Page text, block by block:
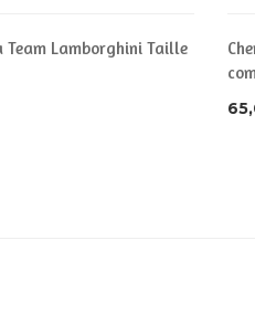
Team Lamborghini Taille